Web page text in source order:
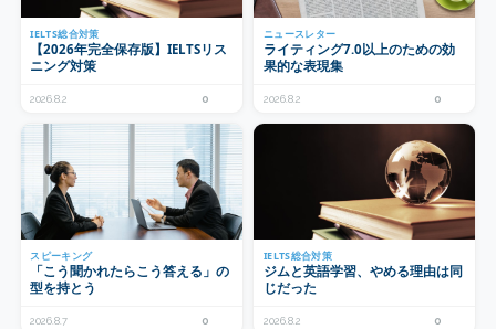
IELTS総合対策
【2026年完全保存版】IELTSリス
ニング対策
2026.8.2 0
ニュースレター
ライティング7.0以上のための効
果的な表現集
2026.8.2 0
スピーキング
「こう聞かれたらこう答える」の
型を持とう
2026.8.7 0
IELTS総合対策
ジムと英語学習、やめる理由は同
じだった
2026.8.2 0